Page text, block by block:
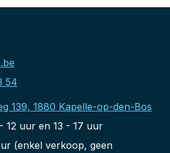
54
139, 1880 Kapelle-op-den-Bos
12 uur en 13 - 17 uur
(enkel verkoop, geen